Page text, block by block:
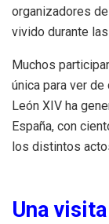
organizadores
vivido durante
Muchos
única para ver
León XIV ha
España, con
los distintos
Una